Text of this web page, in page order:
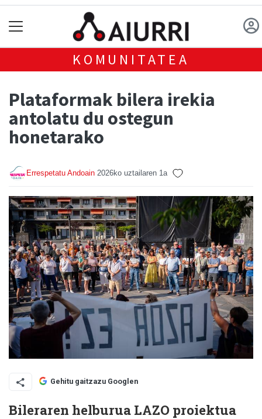
KOMUNITATEA
Plataformak bilera irekia
antolatu du ostegun
honetarako
Errespetatu Andoain 2026ko uztailaren 1a
Gehitu gaitzazu Googlen
Bileraren helburua LAZO proiektua